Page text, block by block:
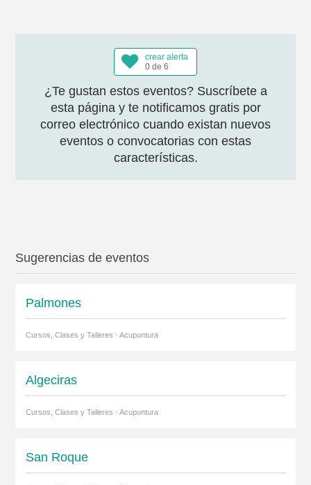
crear alerta
0 de 6
¿Te gustan estos eventos? Suscríbete a
esta página y te notificamos gratis por
correo electrónico cuando existan nuevos
eventos o convocatorias con estas
características.
Sugerencias de eventos
Palmones
Cursos, Clases y Talleres · Acupuntura
Algeciras
Cursos, Clases y Talleres · Acupuntura
San Roque